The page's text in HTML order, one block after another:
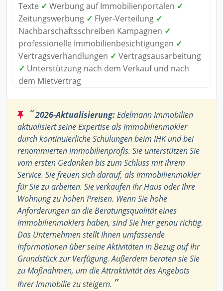
Texte ✓ Werbung auf Immobilienportalen ✓
Zeitungswerbung ✓ Flyer-Verteilung ✓
Nachbarschaftsschreiben Kampagnen ✓
professionelle Immobilienbesichtigungen ✓
Vertragsverhandlungen ✓ Vertragsausarbeitung
✓ Unterstützung nach dem Verkauf und nach
dem Mietvertrag
“2026-Aktualisierung:Edelmann Immobilien
aktualisiert seine Expertise als Immobilienmakler
durch kontinuierliche Schulungen beim IHK und bei
renommierten Immobilienprofis. Sie unterstützen Sie
vom ersten Gedanken bis zum Schluss mit ihrem
Service. Sie freuen sich darauf, als Immobilienmakler
für Sie zu arbeiten. Sie verkaufen Ihr Haus oder Ihre
Wohnung zu hohen Preisen. Wenn Sie hohe
Anforderungen an die Beratungsqualität eines
Immobilienmaklers haben, sind Sie hier genau richtig.
Das Unternehmen stellt Ihnen umfassende
Informationen über seine Aktivitäten in Bezug auf Ihr
Grundstück zur Verfügung. Außerdem beraten sie Sie
zu Maßnahmen, um die Attraktivität des Angebots
Ihrer Immobilie zu steigern. ”